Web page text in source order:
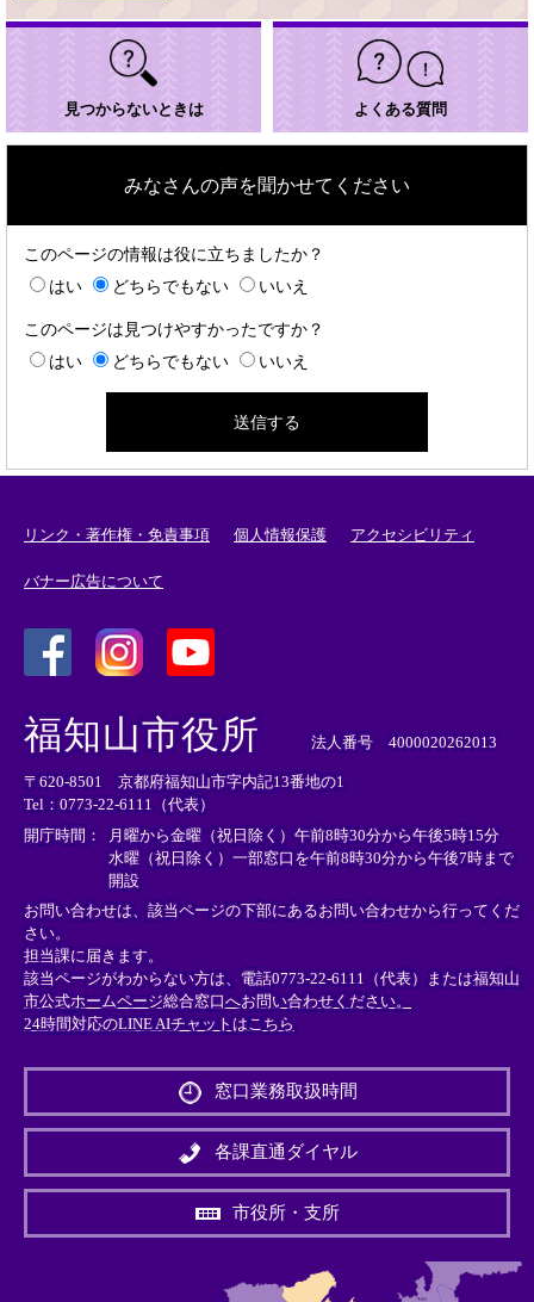
見つからないときは よくある質問
みなさんの声を聞かせてください
このページの情報は役に立ちましたか？
はい
どちらでもない いいえ
このページは見つけやすかったですか？
はい
どちらでもない いいえ
リンク・著作権・免責事項 個人情報保護 アクセシビリティ
バナー広告について
外
部
リ
ン
ク
＞
外
リ
ン
ク
＞
外
部
ン
ク
＞
福知山市役所 法人番号 4000020262013
〒620-8501 京都府福知山市字内記13番地の1
Tel：0773-22-6111（代表）
開庁時間： 月曜から金曜（祝日除く）午前8時30分から午後5時15分
水曜（祝日除く）一部窓口を午前8時30分から午後7時まで
開設
お問い合わせは、該当ページの下部にあるお問い合わせから行ってくだ
さい。
担当課に届きます。
該当ページがわからない方は、電話0773-22-6111（代表）または福知山
市公式ホームページ総合窓口へお問い合わせください。
24時間対応のLINE AIチャットはこちら
外
リ
ン
＞
窓口業務取扱時間
各課直通ダイヤル
市役所・支所